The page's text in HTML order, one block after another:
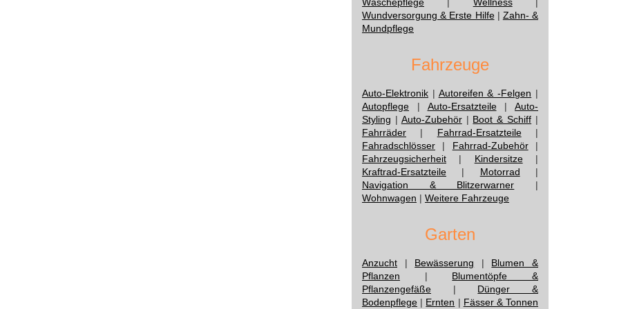
Wundversorgung & Erste Hilfe| Zahn- &
Mundpflege
Fahrzeuge
Auto-Elektronik | Autoreifen & -Felgen |
Autopflege | Auto-Ersatzteile| Auto-
Styling | Auto-Zubehör| Boot & Schiff |
Fahrräder | Fahrrad-Ersatzteile|
Fahradschlösser | Fahrrad-Zubehör|
Fahrzeugsicherheit | Kindersitze|
Kraftrad-Ersatzteile | Motorrad |
Navigation & Blitzerwarner |
Wohnwagen | Weitere Fahrzeuge
Garten
Anzucht | Bewässerung | Blumen &
Pflanzen | Blumentöpfe &
Pflanzengefäße | Dünger &
Bodenpflege | Ernten | Fässer & Tonnen